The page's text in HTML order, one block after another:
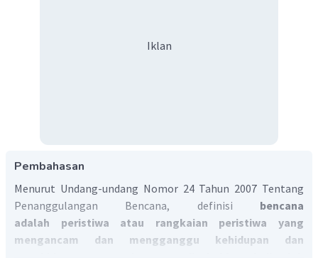
Iklan
Pembahasan
Menurut Undang-undang Nomor 24 Tahun 2007 Tentang
Penanggulangan Bencana, definisi bencana
adalah peristiwa atau rangkaian peristiwa yang
mengancam dan mengganggu kehidupan dan